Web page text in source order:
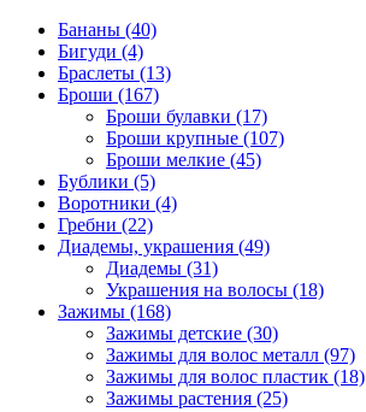
Бананы (40)
Бигуди (4)
Браслеты (13)
Броши (167)
Броши булавки (17)
Броши крупные (107)
Броши мелкие (45)
Бублики (5)
Воротники (4)
Гребни (22)
Диадемы, украшения (49)
Диадемы (31)
Украшения на волосы (18)
Зажимы (168)
Зажимы детские (30)
Зажимы для волос металл (97)
Зажимы для волос пластик (18)
Зажимы растения (25)